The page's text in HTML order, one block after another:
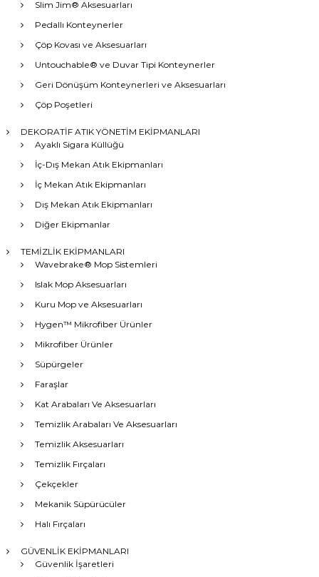
Slim Jim® Aksesuarları
Pedallı Konteynerler
Çöp Kovası ve Aksesuarları
Untouchable® ve Duvar Tipi Konteynerler
Geri Dönüşüm Konteynerleri ve Aksesuarları
Çöp Poşetleri
DEKORATİF ATIK YÖNETİM EKİPMANLARI
Ayaklı Sigara Küllüğü
İç-Dış Mekan Atık Ekipmanları
İç Mekan Atık Ekipmanları
Dış Mekan Atık Ekipmanları
Diğer Ekipmanlar
TEMİZLİK EKİPMANLARI
Wavebrake® Mop Sistemleri
Islak Mop Aksesuarları
Kuru Mop ve Aksesuarları
Hygen™ Mikrofiber Ürünler
Mikrofiber Ürünler
Süpürgeler
Faraşlar
Kat Arabaları Ve Aksesuarları
Temizlik Arabaları Ve Aksesuarları
Temizlik Aksesuarları
Temizlik Fırçaları
Çekçekler
Mekanik Süpürücüler
Halı Fırçaları
GÜVENLİK EKİPMANLARI
Güvenlik İşaretleri